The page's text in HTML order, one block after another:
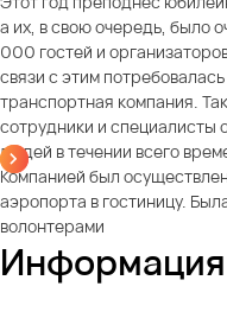
а их, в свою очередь, было
000 гостей и
связи с этим
транспортная компания.
сотрудники и специалисты
людей в течении всего
Компанией был
аэропорта в гостиницу.
волонтерами
Информация